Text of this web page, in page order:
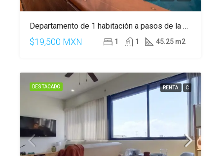
Departamento de 1 habitación a pasos de la 5 Av, Playa del Carmen
$19,500 MXN 1 1 45.25 m2
DESTACADO RENTA C